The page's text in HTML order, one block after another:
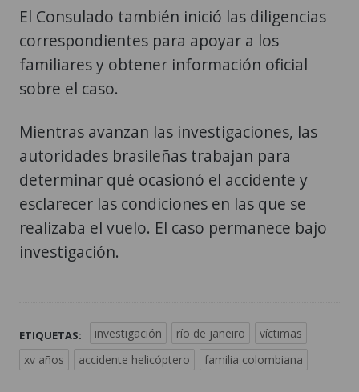
El Consulado también inició las diligencias
correspondientes para apoyar a los
familiares y obtener información oficial
sobre el caso.
Mientras avanzan las investigaciones, las
autoridades brasileñas trabajan para
determinar qué ocasionó el accidente y
esclarecer las condiciones en las que se
realizaba el vuelo. El caso permanece bajo
investigación.
ETIQUETAS: investigación río de janeiro
víctimas
xv años
accidente helicóptero familia colombiana